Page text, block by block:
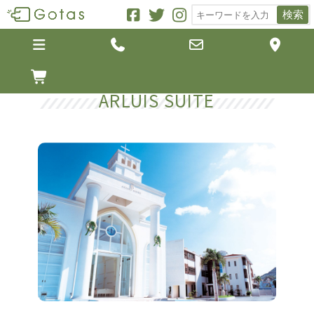
検索
   

ARLUIS SUITE